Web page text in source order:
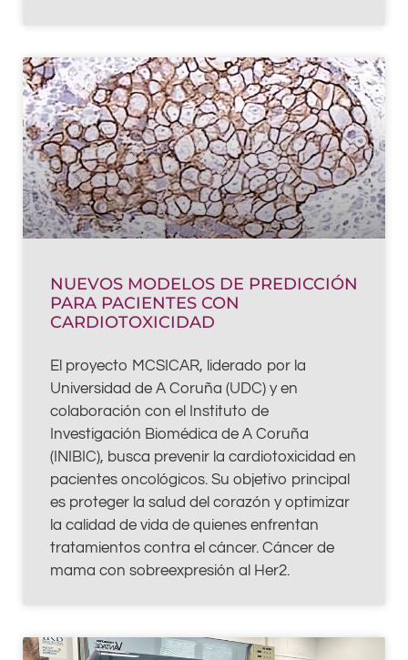
NUEVOS MODELOS DE PREDICCIÓN
PARA PACIENTES CON
CARDIOTOXICIDAD
El proyecto MCSICAR, liderado por la
Universidad de A Coruña (UDC) y en
colaboración con el Instituto de
Investigación Biomédica de A Coruña
(INIBIC), busca prevenir la cardiotoxicidad en
pacientes oncológicos. Su objetivo principal
es proteger la salud del corazón y optimizar
la calidad de vida de quienes enfrentan
tratamientos contra el cáncer. Cáncer de
mama con sobreexpresión al Her2.